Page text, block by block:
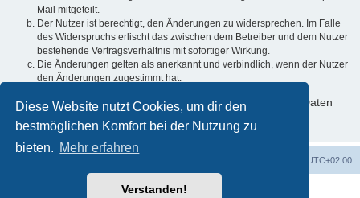
Diese Website nutzt Cookies, um dir den
bestmöglichen Komfort bei der Nutzung zu
bieten. Mehr erfahren
Verstanden!
Mail mitgeteilt.
Der Nutzer ist berechtigt, den Änderungen zu widersprechen. Im Falle
des Widerspruchs erlischt das zwischen dem Betreiber und dem Nutzer
bestehende Vertragsverhältnis mit sofortiger Wirkung.
Die Änderungen gelten als anerkannt und verbindlich, wenn der Nutzer
den Änderungen zugestimmt hat.
Informationen über den Umgang mit deinen persönlichen Daten
sind in der Datenschutzerklärung enthalten.
UTC+02:00
Powered byphpBB® Forum Software © phpBB Limited